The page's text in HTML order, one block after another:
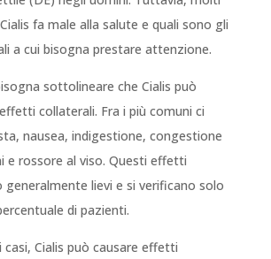
fa male alla salute e quali sono gli
a cui bisogna prestare attenzione.
sottolineare che Cialis può
collaterali. Fra i più comuni ci
nausea, indigestione, congestione
e rossore al viso. Questi effetti
generalmente lievi e si verificano solo
di pazienti.
Cialis può causare effetti